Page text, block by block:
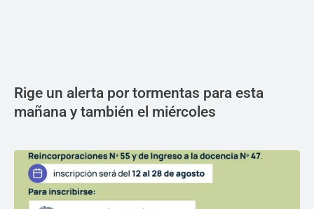
Rige un alerta por tormentas para esta
mañana y también el miércoles